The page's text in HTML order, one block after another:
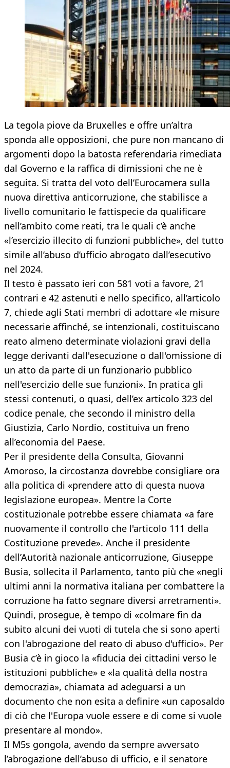
La tegola piove da Bruxelles e offre un’altra
sponda alle opposizioni, che pure non mancano di
argomenti dopo la batosta referendaria rimediata
dal Governo e la raffica di dimissioni che ne è
seguita. Si tratta del voto dell’Eurocamera sulla
nuova direttiva anticorruzione, che stabilisce a
livello comunitario le fattispecie da qualificare
nell’ambito come reati, tra le quali c’è anche
«l’esercizio illecito di funzioni pubbliche», del tutto
simile all’abuso d’ufficio abrogato dall’esecutivo
nel 2024.
Il testo è passato ieri con 581 voti a favore, 21
contrari e 42 astenuti e nello specifico, all’articolo
7, chiede agli Stati membri di adottare «le misure
necessarie affinché, se intenzionali, costituiscano
reato almeno determinate violazioni gravi della
legge derivanti dall'esecuzione o dall'omissione di
un atto da parte di un funzionario pubblico
nell'esercizio delle sue funzioni». In pratica gli
stessi contenuti, o quasi, dell’ex articolo 323 del
codice penale, che secondo il ministro della
Giustizia, Carlo Nordio, costituiva un freno
all’economia del Paese.
Per il presidente della Consulta, Giovanni
Amoroso, la circostanza dovrebbe consigliare ora
alla politica di «prendere atto di questa nuova
legislazione europea». Mentre la Corte
costituzionale potrebbe essere chiamata «a fare
nuovamente il controllo che l'articolo 111 della
Costituzione prevede». Anche il presidente
dell’Autorità nazionale anticorruzione, Giuseppe
Busia, sollecita il Parlamento, tanto più che «negli
ultimi anni la normativa italiana per combattere la
corruzione ha fatto segnare diversi arretramenti».
Quindi, prosegue, è tempo di «colmare fin da
subito alcuni dei vuoti di tutela che si sono aperti
con l'abrogazione del reato di abuso d'ufficio». Per
Busia c’è in gioco la «fiducia dei cittadini verso le
istituzioni pubbliche» e «la qualità della nostra
democrazia», chiamata ad adeguarsi a un
documento che non esita a definire «un caposaldo
di ciò che l'Europa vuole essere e di come si vuole
presentare al mondo».
Il M5s gongola, avendo da sempre avversato
l’abrogazione dell’abuso di ufficio, e il senatore